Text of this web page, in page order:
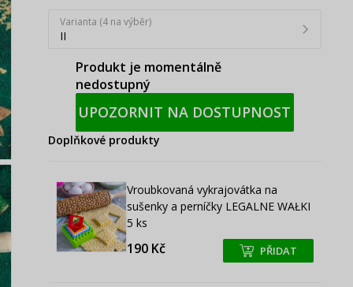
Varianta (4 na výběr)
II
Produkt je momentálně
nedostupný
UPOZORNIT NA DOSTUPNOST
Doplňkové produkty
Vroubkovaná vykrajovátka na
sušenky a perníčky LEGALNE WAŁKI
5 ks
190 Kč +
+ PŘIDAT